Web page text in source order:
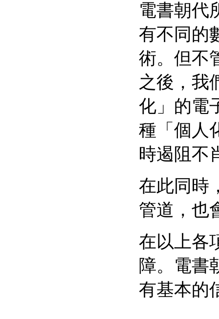
電書朝代
有不同的
術。但不
之後，我
化」的電
種「個人
時遏阻不
在此同時
管道，也
在以上各
障。電書
有基本的